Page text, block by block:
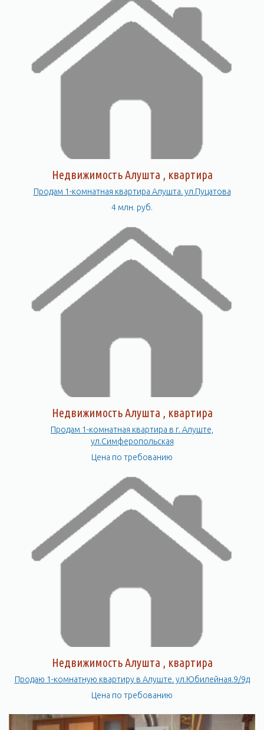
Недвижимость Алушта , квартира
Продам 1-комнатная квартира Алушта. ул.Пуцатова
4 млн. руб.
Недвижимость Алушта , квартира
Продам 1-комнатная квартира в г. Алуште,
ул.Симферопольская
Цена по требованию
Недвижимость Алушта , квартира
Продаю 1-комнатную квартиру в Алуште. ул.Юбилейная.9/9д
Цена по требованию